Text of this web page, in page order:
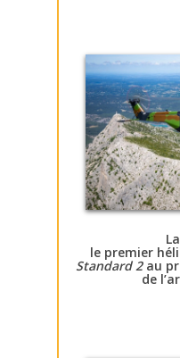
le premier
Standard 2au
de